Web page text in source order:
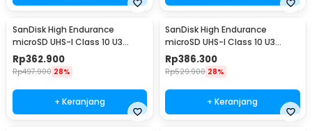
SanDisk High Endurance
microSD UHS-I Class 10 U3
100MB/s 32GB - SDSQQNR
Rp362.900
Rp497.900 28%
+ Keranjang
SanDisk High Endurance
microSD UHS-I Class 10 U3
100MB/s 64GB - SDSQQNR
Rp386.300
Rp529.900 28%
+ Keranjang